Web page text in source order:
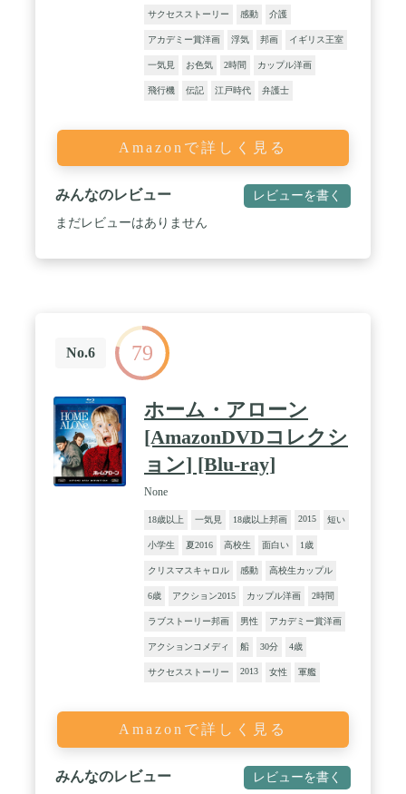
サクセスストーリー 感動 介護
アカデミー賞洋画 浮気 邦画 イギリス王室
一気見 お色気 2時間 カップル洋画
飛行機 伝記 江戸時代 弁護士
Amazonで詳しく見る
みんなのレビュー レビューを書く
まだレビューはありません
No.6 79
ホーム・アローン
[AmazonDVDコレクシ
ョン] [Blu-ray]
None
18歳以上 一気見 18歳以上邦画 2015 短い
小学生 夏2016 高校生 面白い 1歳
クリスマスキャロル 感動 高校生カップル
6歳 アクション2015 カップル洋画 2時間
ラブストーリー邦画 男性 アカデミー賞洋画
アクションコメディ 船 30分 4歳
サクセスストーリー 2013 女性 軍艦
Amazonで詳しく見る
みんなのレビュー レビューを書く